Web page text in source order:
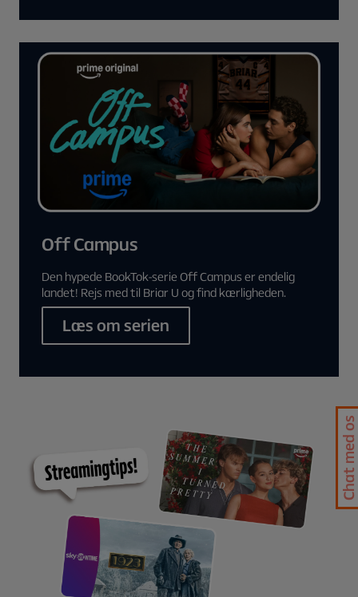
Off Campus
Den hypede BookTok-serie Off Campus er endelig
landet! Rejs med til Briar U og find kærligheden.
Læs om serien
Chat med os